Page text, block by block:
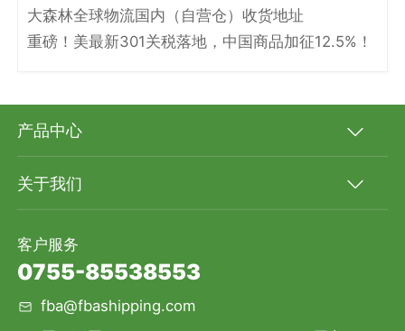
大森林全球物流国内（自营仓）收货地址
重磅！美最新301关税落地，中国商品加征12.5%！
产品中心
关于我们
客户服务
0755-85538553
fba@fbashipping.com